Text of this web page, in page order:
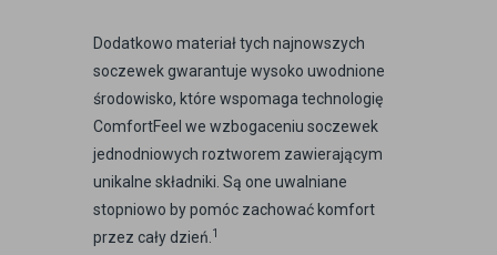
Dodatkowo materiał tych najnowszych
soczewek gwarantuje wysoko uwodnione
środowisko, które wspomaga technologię
ComfortFeel we wzbogaceniu soczewek
jednodniowych roztworem zawierającym
unikalne składniki. Są one uwalniane
stopniowo by pomóc zachować komfort
przez cały dzień. 1